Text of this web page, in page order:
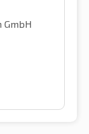
GmbH